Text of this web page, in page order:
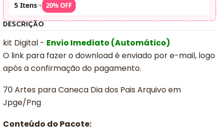
5 Itens➜ 20% OFF
DESCRIÇÃO
kit Digital - Envio Imediato (Automático)
O link para fazer o download é enviado por e-mail, logo
após a confirmação do pagamento.
70 Artes para Caneca Dia dos Pais Arquivo em
Jpge/Png
Conteúdo do Pacote: